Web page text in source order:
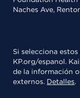
Naches Ave,
Si selecciona estos
KP.org/espanol.
de la información
externos. Detalles.